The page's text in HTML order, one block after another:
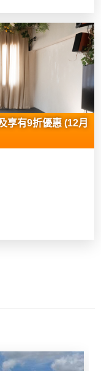
享有9折優惠 (12月